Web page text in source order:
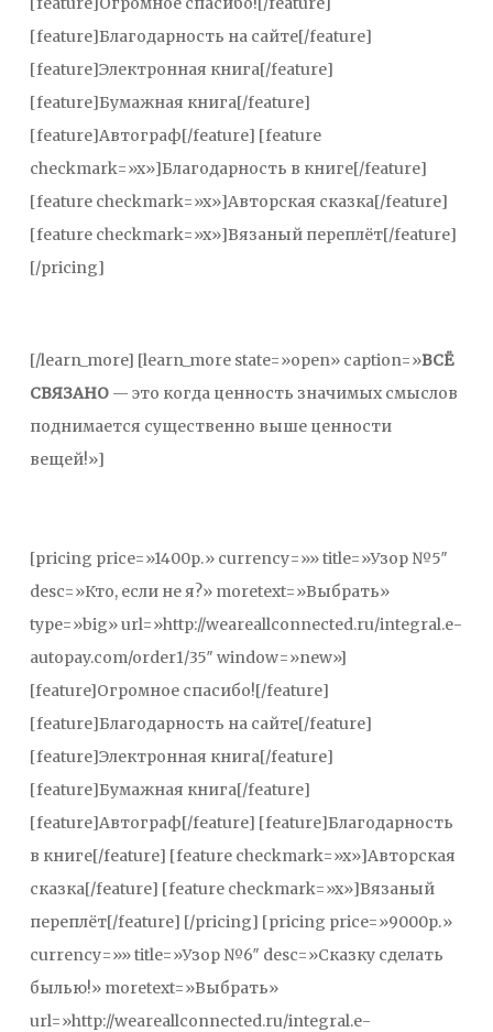
[feature]Благодарность на сайте[/feature]
[feature]Электронная книга[/feature]
[feature]Бумажная книга[/feature]
[feature]Автограф[/feature] [feature
checkmark=»x»]Благодарность в книге[/feature]
[feature checkmark=»x»]Авторская сказка[/feature]
[feature checkmark=»x»]Вязаный переплёт[/feature]
[/pricing]
[/learn_more] [learn_more state=»open» caption=»ВСЁ
СВЯЗАНО— это когда ценность значимых смыслов
поднимается существенно выше ценности
вещей!»]
[pricing price=»1400р.» currency=»» title=»Узор №5″
desc=»Кто, если не я?» moretext=»Выбрать»
type=»big» url=»http://weareallconnected.ru/integral.e-
autopay.com/order1/35″ window=»new»]
[feature]Огромное спасибо![/feature]
[feature]Благодарность на сайте[/feature]
[feature]Электронная книга[/feature]
[feature]Бумажная книга[/feature]
[feature]Автограф[/feature] [feature]Благодарность
в книге[/feature] [feature checkmark=»x»]Авторская
сказка[/feature] [feature checkmark=»x»]Вязаный
переплёт[/feature] [/pricing] [pricing price=»9000р.»
currency=»» title=»Узор №6″ desc=»Сказку сделать
былью!» moretext=»Выбрать»
url=»http://weareallconnected.ru/integral.e-